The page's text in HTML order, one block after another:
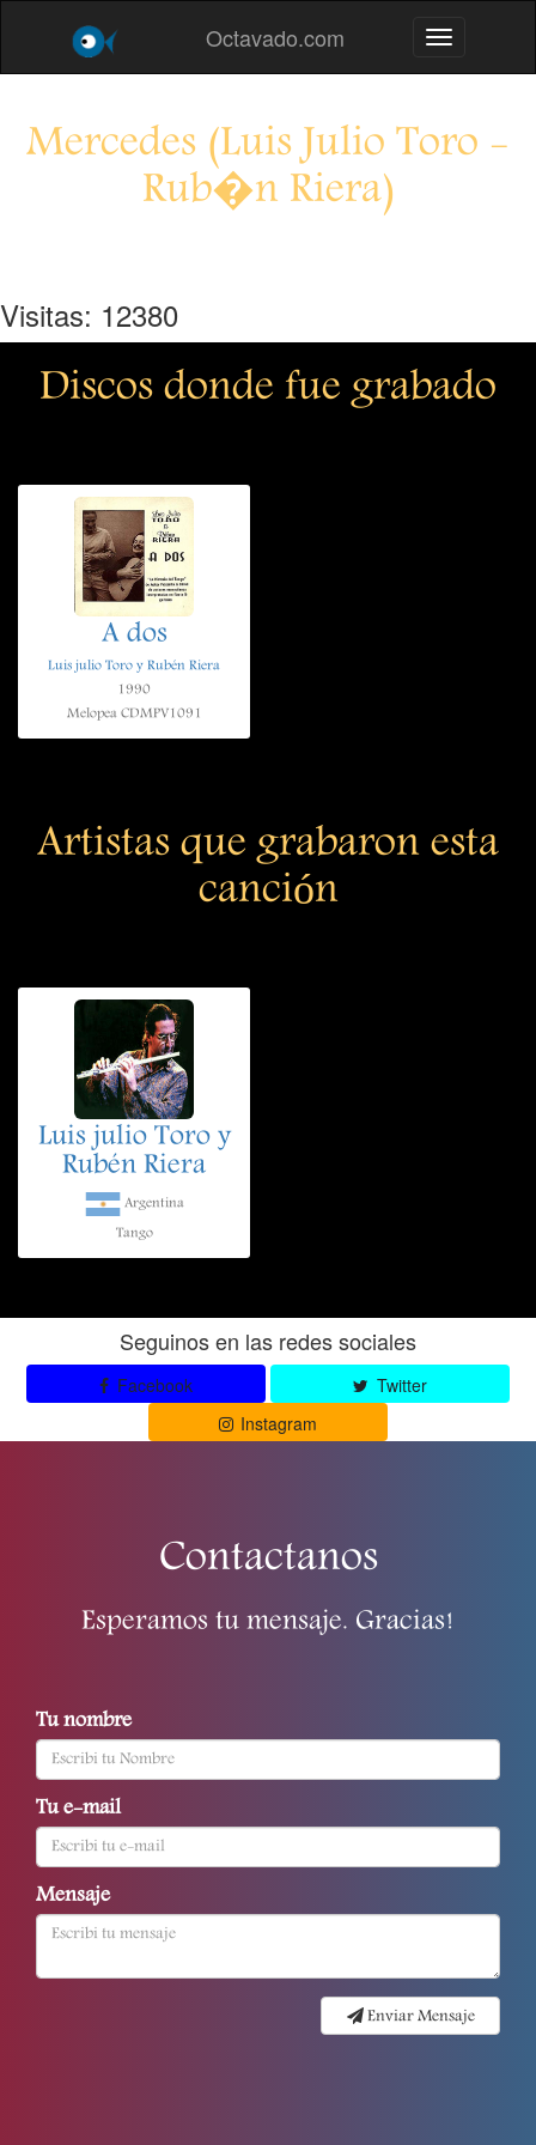
Octavado.com Toggle
Mercedes (Luis Julio Toro -
Rub�n Riera)
Visitas: 12380
Discos donde fue grabado
A dos
Luis julio Toro y Rubén Riera
1990
Melopea CDMPV1091
Artistas que grabaron esta
canción
Luis julio Toro y
Rubén Riera
Argentina
Tango
Seguinos en las redes sociales
Facebook
Twitter
Instagram
Contactanos
Esperamos tu mensaje. Gracias!
Tu nombre
Tu e-mail
Mensaje
Enviar Mensaje